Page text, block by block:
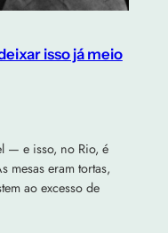
isso já meio
— e isso, no Rio, é
mesas eram tortas,
ao excesso de